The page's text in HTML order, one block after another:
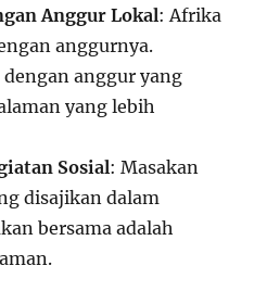
Anggur Lokal: Afrika
anggurnya.
anggur yang
yang lebih
Sosial: Masakan
disajikan dalam
bersama adalah